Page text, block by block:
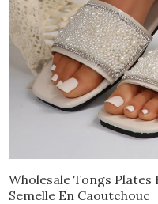
Wholesale Tongs Plates
Semelle En Caoutchouc